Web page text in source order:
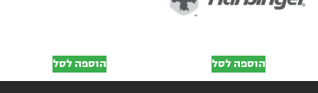
הוספה לסל הוספה לסל